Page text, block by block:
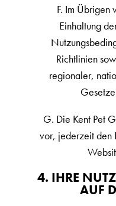
F. Im Übrigen
Einhaltung
Richtlinien
regionaler,
G. Die Kent Pet
vor, jederzeit den
4. IHRE
AUF